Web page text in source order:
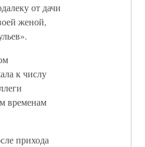
от дачи
женой,
к числу
временам
прихода